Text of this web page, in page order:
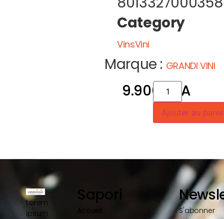
Category
VinsVini
Marque : GRANDI VINI
9.900 CFA
Ajouter au
Lorem
ipsum
Sapori
Accueil
S'abonner